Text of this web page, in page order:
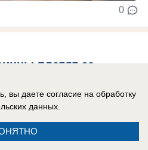
0
платят за
Трамп отказал
Patriot, боевики ВСУ
Северского
вы даете согласие на обработку
данных.